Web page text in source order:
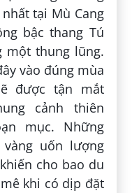
tại Mù Cang
bậc thang Tú
một thung lũng.
vào đúng mùa
được tận mắt
cảnh thiên
mục. Những
uốn lượng
cho bao du
khi có dịp đặt